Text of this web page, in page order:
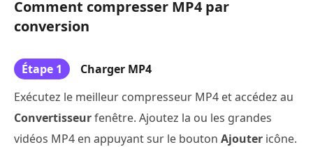
Comment compresser MP4 par
conversion
Étape 1
Charger MP4
Exécutez le meilleur compresseur MP4 et accédez au
Convertisseurfenêtre. Ajoutez la ou les grandes
vidéos MP4 en appuyant sur le bouton Ajouter icône.